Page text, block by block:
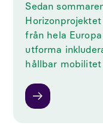
Sedan
från hela
utforma
hållbar mobilitet